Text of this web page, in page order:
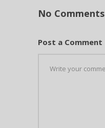
No Comments
Post a Comment